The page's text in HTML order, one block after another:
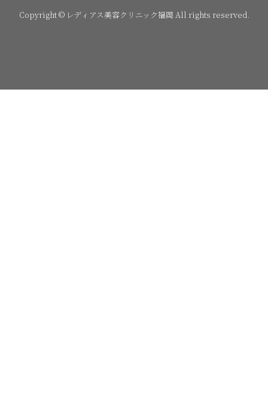
Copyright © レディアス美容クリニック福岡 All rights reserved.